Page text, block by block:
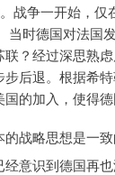
战争一开始，
当时德国对法国
联？经过深思熟
后退。根据希
的加入，使得德
的战略思想是一
经意识到德国再